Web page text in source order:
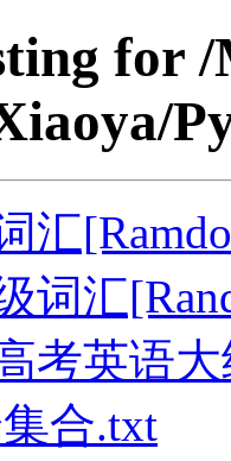
for
汇
词汇
考英语
合.txt